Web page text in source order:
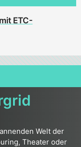
ETC-
Welt der
Theater oder